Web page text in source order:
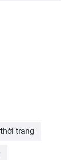
thời trang